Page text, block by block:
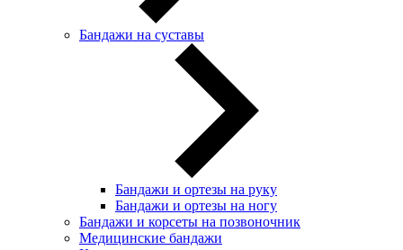
Бандажи на суставы
Бандажи и ортезы на руку
Бандажи и ортезы на ногу
Бандажи и корсеты на позвоночник
Медицинские бандажи